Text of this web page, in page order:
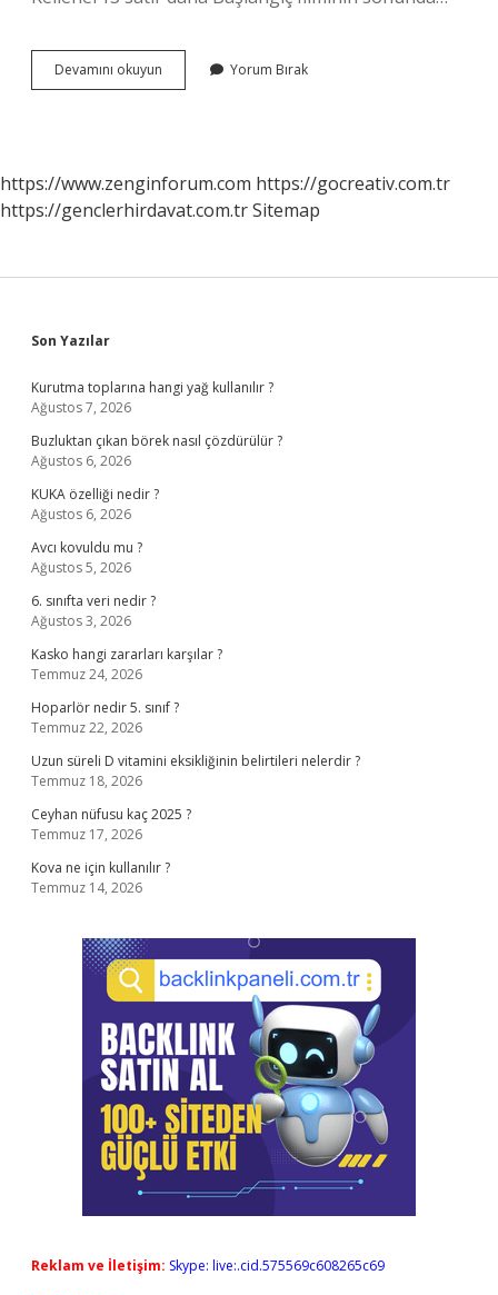
Devamını okuyun Başlangıç
Filmi
Yorum Bırak
https://www.zenginforum.com https://gocreativ.com.tr
https://genclerhirdavat.com.trSitemap
Sidebar
Son Yazılar
Kurutma toplarına hangi yağ kullanılır ?
Ağustos 7, 2026
Buzluktan çıkan börek nasıl çözdürülür ?
Ağustos 6, 2026
KUKA özelliği nedir ?
Ağustos 6, 2026
Avcı kovuldu mu ?
Ağustos 5, 2026
6. sınıfta veri nedir ?
Ağustos 3, 2026
Kasko hangi zararları karşılar ?
Temmuz 24, 2026
Hoparlör nedir 5. sınıf ?
Temmuz 22, 2026
Uzun süreli D vitamini eksikliğinin belirtileri nelerdir ?
Temmuz 18, 2026
Ceyhan nüfusu kaç 2025 ?
Temmuz 17, 2026
Kova ne için kullanılır ?
Temmuz 14, 2026
Reklam ve İletişim: Skype: live:.cid.575569c608265c69